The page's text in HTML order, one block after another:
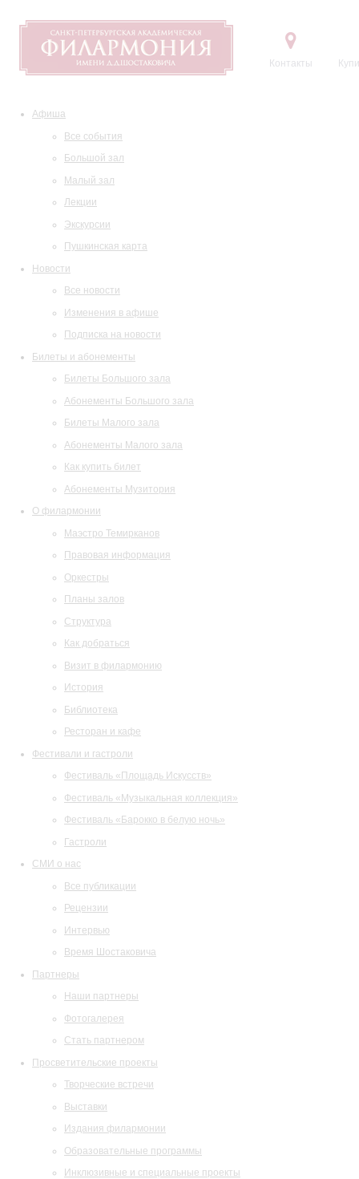
Контакты
Афиша
Все события
Большой зал
Малый зал
Лекции
Экскурсии
Пушкинская карта
Новости
Все новости
Изменения в афише
Подписка на новости
Билеты и абонементы
Билеты Большого зала
Абонементы Большого зала
Билеты Малого зала
Абонементы Малого зала
Как купить билет
Абонементы Музитория
О филармонии
Маэстро Темирканов
Правовая информация
Оркестры
Планы залов
Структура
Как добраться
Визит в филармонию
История
Библиотека
Ресторан и кафе
Фестивали и гастроли
Фестиваль «Площадь Искусств»
Фестиваль «Музыкальная коллекция»
Фестиваль «Барокко в белую ночь»
Гастроли
СМИ о нас
Все публикации
Рецензии
Интервью
Время Шостаковича
Партнеры
Наши партнеры
Фотогалерея
Стать партнером
Просветительские проекты
Творческие встречи
Выставки
Издания филармонии
Образовательные программы
Инклюзивные и специальные проекты